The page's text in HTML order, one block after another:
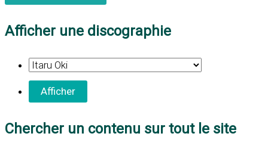
Afficher une discographie
Chercher un contenu sur tout le site